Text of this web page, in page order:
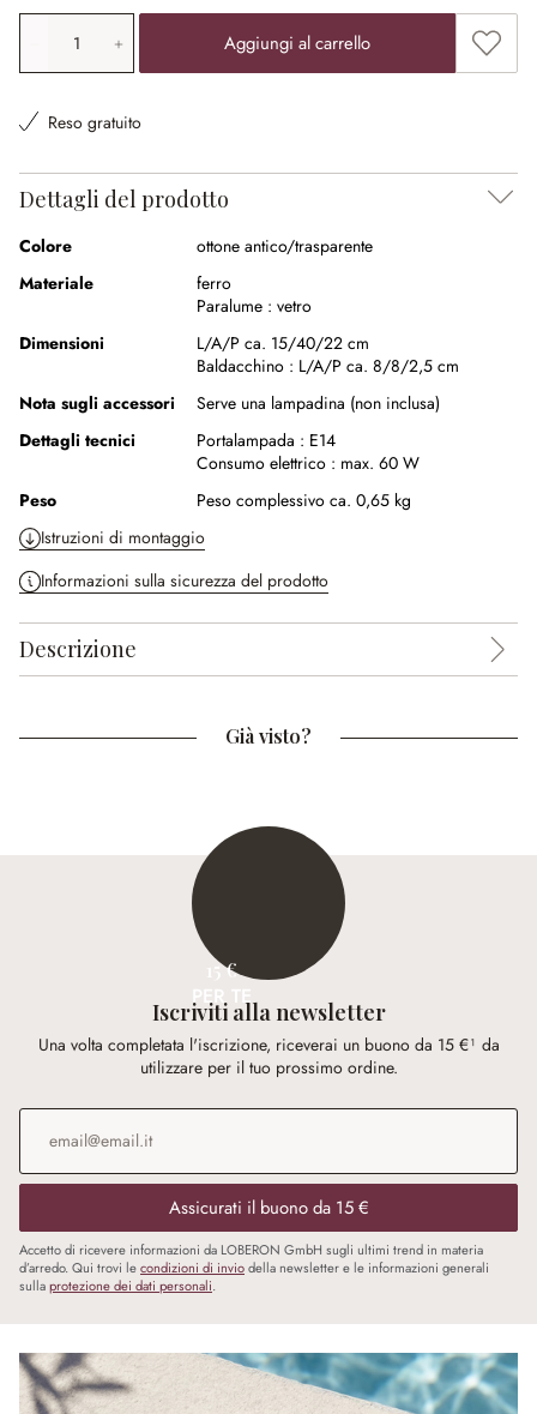
Quantità prodotto: inserisci il valore desiderato o
Aggiungi al carrello
Reso gratuito
Dettagli del prodotto
Colore
ottone antico/trasparente
Materiale
ferro
Paralume : vetro
Dimensioni
L/A/P ca. 15/40/22 cm
Baldacchino : L/A/P ca. 8/8/2,5 cm
Nota sugli accessori
Serve una lampadina (non inclusa)
Dettagli tecnici
Portalampada : E14
Consumo elettrico : max. 60 W
Peso
Peso complessivo ca. 0,65 kg
Istruzioni di montaggio
Informazioni sulla sicurezza del prodotto
Descrizione
Già visto?
15 €
PER TE
Iscriviti alla newsletter
Una volta completata l'iscrizione, riceverai un buono da 15 €¹ da
utilizzare per il tuo prossimo ordine.
Indirizzo e-mail
Assicurati il buono da 15 €
Accetto di ricevere informazioni da LOBERON GmbH sugli ultimi trend in materia
d’arredo. Qui trovi lecondizioni di inviodella newsletter e le informazioni generali
sullaprotezione dei dati personali.